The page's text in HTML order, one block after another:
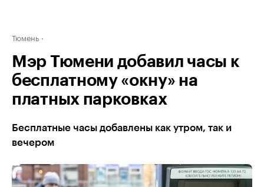
Тюмень
Мэр Тюмени добавил часы к
бесплатному «окну» на
платных парковках
Бесплатные часы добавлены как утром, так и
вечером